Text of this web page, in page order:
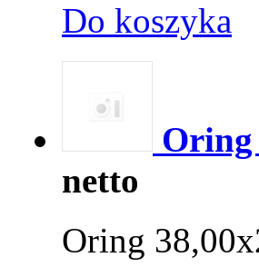
Do koszyka
Oring
netto
Oring